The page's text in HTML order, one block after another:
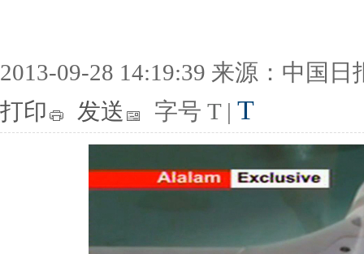
2013-09-28 14:19:39 来源：中国日
打印
发送 字号 T | T